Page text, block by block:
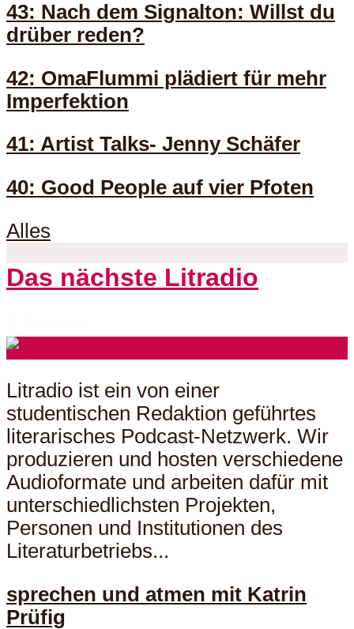
43: Nach dem Signalton: Willst du
drüber reden?
42: OmaFlummi plädiert für mehr
Imperfektion
41: Artist Talks- Jenny Schäfer
40: Good People auf vier Pfoten
Alles
Das nächste Litradio
Litradio ist ein von einer
studentischen Redaktion geführtes
literarisches Podcast-Netzwerk. Wir
produzieren und hosten verschiedene
Audioformate und arbeiten dafür mit
unterschiedlichsten Projekten,
Personen und Institutionen des
Literaturbetriebs...
sprechen und atmen mit Katrin
Prüfig